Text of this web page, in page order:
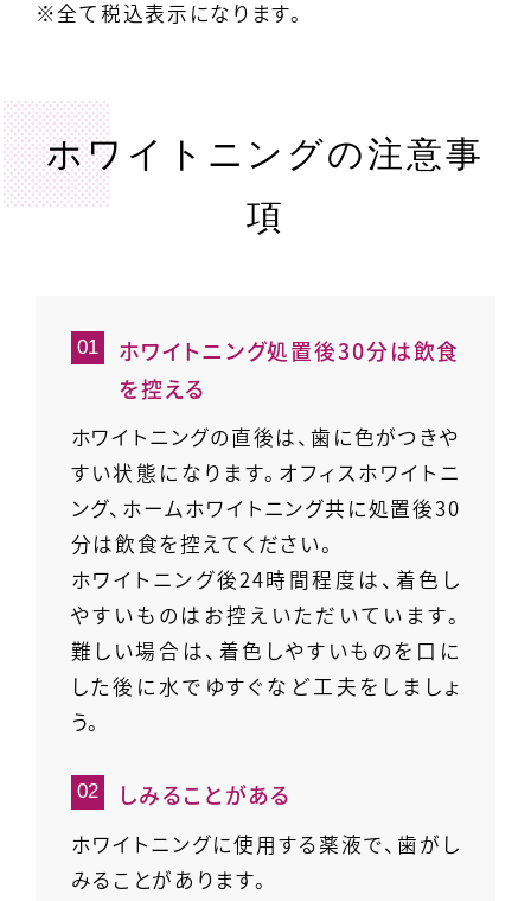
※全て税込表示になります。
ホワイトニングの注意事
項
ホワイトニング処置後30分は飲食
を控える
ホワイトニングの直後は、歯に色がつきや
すい状態になります。オフィスホワイトニ
ング、ホームホワイトニング共に処置後30
分は飲食を控えてください。
ホワイトニング後24時間程度は、着色し
やすいものはお控えいただいています。
難しい場合は、着色しやすいものを口に
した後に水でゆすぐなど工夫をしましょ
う。
しみることがある
ホワイトニングに使用する薬液で、歯がし
みることがあります。